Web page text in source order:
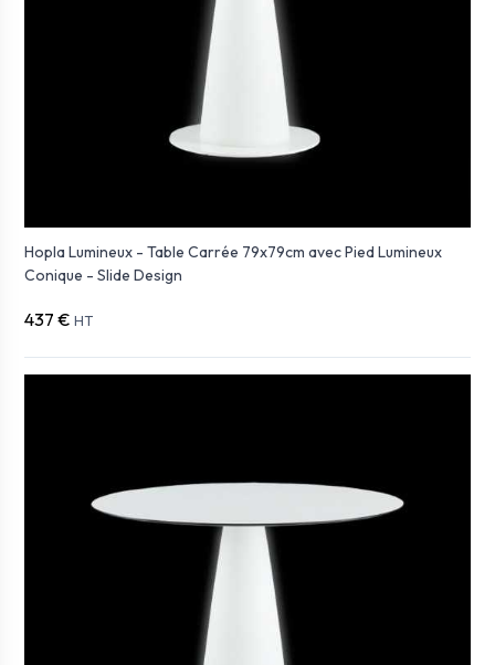
Hopla Lumineux - Table Carrée 79x79cm avec Pied Lumineux
Conique - Slide Design
437 € HT